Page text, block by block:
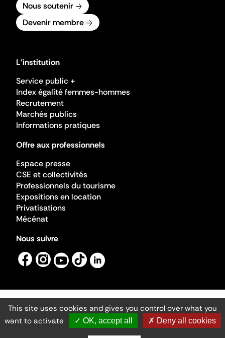
Nous soutenir
Devenir membre
L'institution
Service public +
Index égalité femmes-hommes
Recrutement
Marchés publics
Informations pratiques
Offre aux professionnels
Espace presse
CSE et collectivités
Professionnels du tourisme
Expositions en location
Privatisations
Mécénat
Nous suivre
Mentions légales
Gestion des cookies
Accessibilité numérique
Ministère de la Culture ©2026
This site uses cookies and gives you control over what you
want to activate
✓ OK, accept all ✗ Deny all cookies